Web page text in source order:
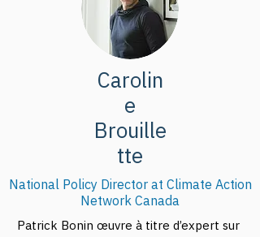
Carolin
e
Brouille
tte
National Policy Director at Climate Action
Network Canada
Patrick Bonin œuvre à titre d’expert sur